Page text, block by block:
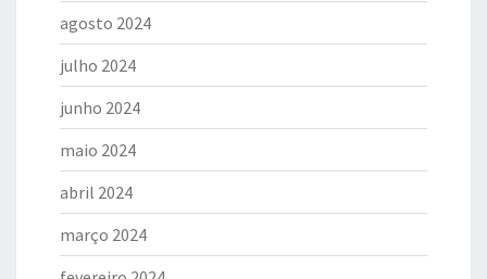
agosto 2024
julho 2024
junho 2024
maio 2024
abril 2024
março 2024